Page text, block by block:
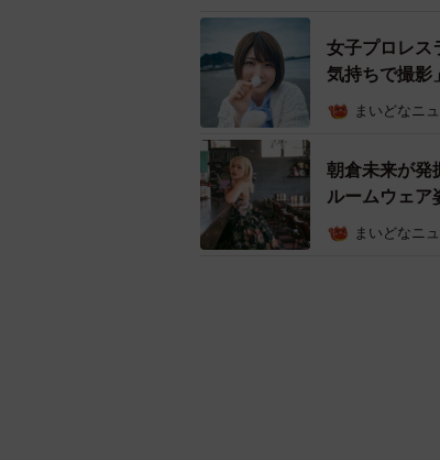
バルサーが所属するファンタ
1986年2月生まれの37歳。モ
大学の演技クラスで学び、テ
女子プロレス
気持ちで撮影」
まいどなニ
朝倉未来が発
ルームウェア
まいどなニ